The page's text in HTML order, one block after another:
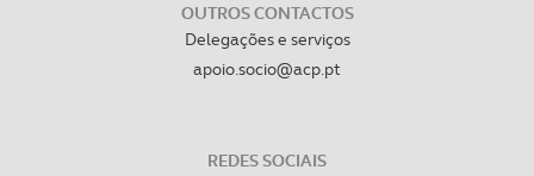
OUTROS CONTACTOS
Delegações e serviços
apoio.socio@acp.pt
REDES SOCIAIS